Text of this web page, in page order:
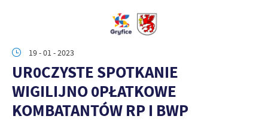
19 - 01 - 2023
UR0CZYSTE SPOTKANIE
WIGILIJNO 0PŁATKOWE
KOMBATANTÓW RP I BWP